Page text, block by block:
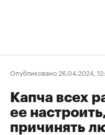
Опубликовано 26.04.2024,
Капча всех
ее
причинять